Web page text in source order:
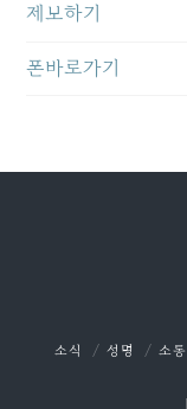
제보하기
폰바로가기
소식 성명 소